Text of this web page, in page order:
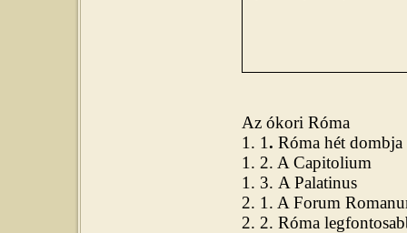
Az ókori Róma
1. 1. Róma hét dombja
1. 2. A Capitolium
1. 3. A Palatinus
2. 1. A Forum
2. 2. Róma